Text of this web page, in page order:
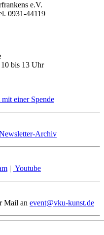
e.V.
0931-44119
bis 13 Uhr
einer Spende
Archiv
| Youtube
Mail an event@vku-kunst.de